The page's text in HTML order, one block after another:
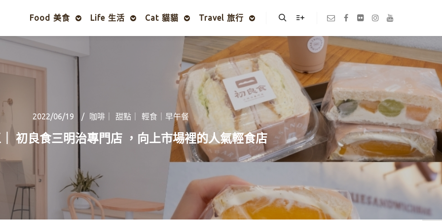
Food 美食 Life 生活 Cat 貓貓 Travel 旅行
2022/06/19 咖啡｜ 甜點｜ 輕食｜早午餐
初良食三明治專門店 ，向上市場裡的人氣輕食店